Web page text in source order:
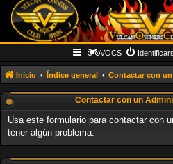
VOCS
Inicio Índice general Contactar con
Contactar con un
Usa este formulario para contactar con
tener algún problema.